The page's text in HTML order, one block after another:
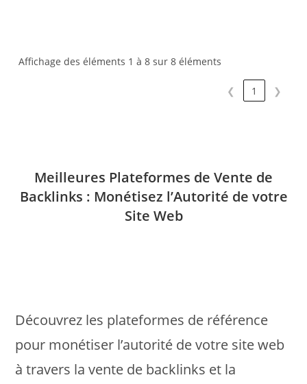
Affichage des éléments 1 à 8 sur 8 éléments
❮ 1 ❯
Meilleures Plateformes de Vente de
Backlinks : Monétisez l’Autorité de votre
Site Web
Découvrez les plateformes de référence
pour monétiser l’autorité de votre site web
à travers la vente de backlinks et la